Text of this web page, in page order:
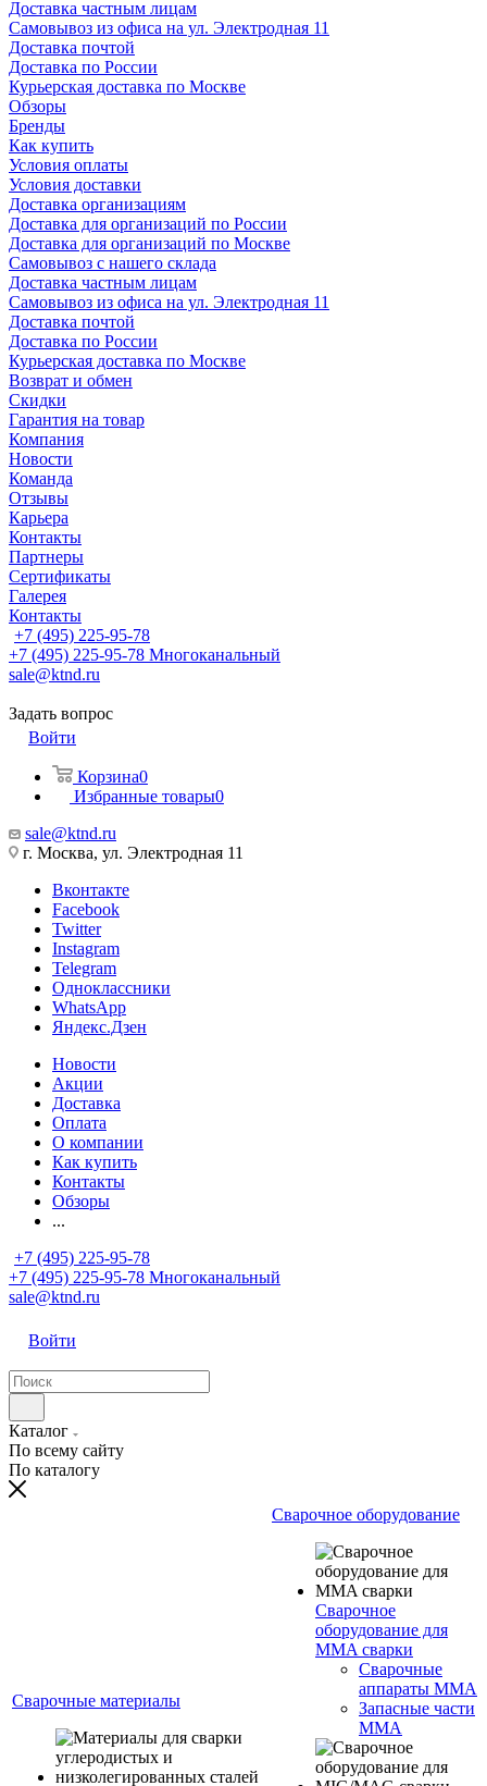
Доставка частным лицам
Самовывоз из офиса на ул. Электродная 11
Доставка почтой
Доставка по России
Курьерская доставка по Москве
Обзоры
Бренды
Как купить
Условия оплаты
Условия доставки
Доставка организациям
Доставка для организаций по России
Доставка для организаций по Москве
Самовывоз с нашего склада
Доставка частным лицам
Самовывоз из офиса на ул. Электродная 11
Доставка почтой
Доставка по России
Курьерская доставка по Москве
Возврат и обмен
Скидки
Гарантия на товар
Компания
Новости
Команда
Отзывы
Карьера
Контакты
Партнеры
Сертификаты
Галерея
Контакты
+7 (495) 225-95-78
+7 (495) 225-95-78 Многоканальный
sale@ktnd.ru
Задать вопрос
Войти
Корзина0
Избранные товары0
sale@ktnd.ru
г. Москва, ул. Электродная 11
Вконтакте
Facebook
Twitter
Instagram
Telegram
Одноклассники
WhatsApp
Яндекс.Дзен
Новости
Акции
Доставка
Оплата
О компании
Как купить
Контакты
Обзоры
...
+7 (495) 225-95-78
+7 (495) 225-95-78 Многоканальный
sale@ktnd.ru
Войти
Каталог
По всему сайту
По каталогу
Сварочные материалы
Сварочное оборудование
Сварочное
оборудование для
MMA сварки
Сварочные
аппараты MMA
Запасные части
MMA